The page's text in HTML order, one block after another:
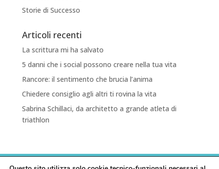
Storie di Successo
Articoli recenti
La scrittura mi ha salvato
5 danni che i social possono creare nella tua vita
Rancore: il sentimento che brucia l’anima
Chiedere consiglio agli altri ti rovina la vita
Sabrina Schillaci, da architetto a grande atleta di
triathlon
HOME PRIVACY POLICY COOKIE POLICY